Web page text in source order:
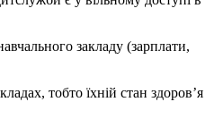
закладу (зарплати,
тобто їхній стан здоров’я